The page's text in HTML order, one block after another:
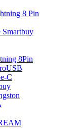
8 Pin
Smartbuy
8Pin
C